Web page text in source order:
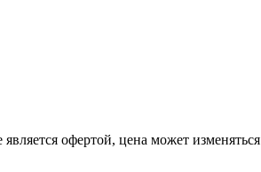
является офертой, цена может изменяться